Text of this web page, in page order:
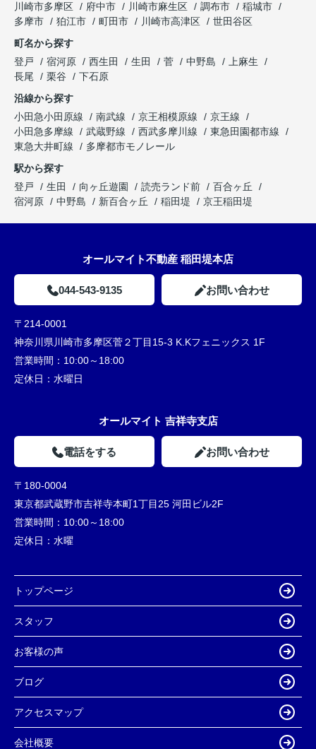
川崎市多摩区
府中市 川崎市麻生区 調布市
稲城市
多摩市
狛江市 町田市 川崎市高津区
世田谷区
町名から探す
登戸
宿河原 西生田 生田 菅 中野島
上麻生
長尾
栗谷
下石原
沿線から探す
小田急小田原線
南武線 京王相模原線
京王線
小田急多摩線
武蔵野線 西武多摩川線
東急田園都市線
東急大井町線
多摩都市モノレール
駅から探す
登戸
生田 向ヶ丘遊園 読売ランド前
百合ヶ丘
宿河原
中野島 新百合ヶ丘 稲田堤 京王稲田堤
オールマイト不動産 稲田堤本店
044-543-9135 お問い合わせ
〒214-0001
神奈川県川崎市多摩区菅２丁目15-3 K.Kフェニックス 1F
営業時間： 10:00～18:00
定休日： 水曜日
オールマイト 吉祥寺支店
電話をする お問い合わせ
〒180-0004
東京都武蔵野市吉祥寺本町1丁目25 河田ビル2F
営業時間： 10:00～18:00
定休日： 水曜
トップページ
スタッフ
お客様の声
ブログ
アクセスマップ
会社概要